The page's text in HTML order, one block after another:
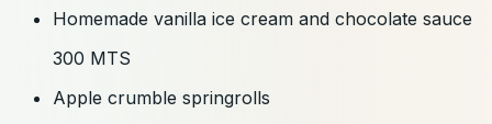
Homemade vanilla ice cream and chocolate sauce
300 MTS
Apple crumble springrolls